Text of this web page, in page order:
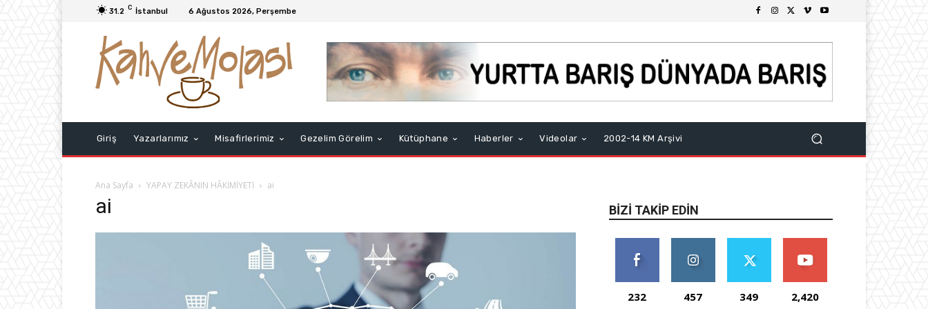
31.2 C İstanbul 6 Ağustos 2026, Perşembe
Giriş Yazarlarımız Misafirlerimiz Gezelim Görelim Kütüphane Haberler Videolar 2002-14 KM Arşivi
Ana Sayfa YAPAY ZEKÂNIN HÂKİMİYETİ ai
ai BIZI TAKIP EDIN
232 457 349 2,420